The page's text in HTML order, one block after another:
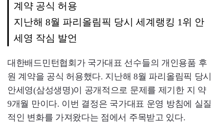
계약 공식 허용
지난해 8월 파리올림픽 당시 세계랭킹 1위 안
세영 작심 발언
대한배드민턴협회가 국가대표 선수들의 개인용품 후
원 계약을 공식 허용했다. 지난해 8월 파리올림픽 당시
안세영(삼성생명)이 공개적으로 문제를 제기한 지 약
9개월 만이다. 이번 결정은 국가대표 운영 방침에 실질
적인 변화를 가져왔다는 점에서 주목받고 있다.